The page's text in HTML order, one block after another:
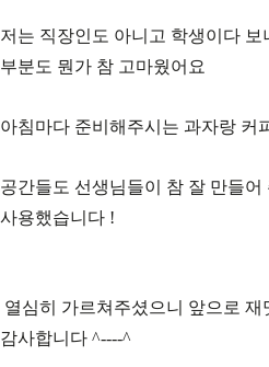
저는 직장인도 아니고 학생이다
부분도 뭔가 참 고마웠어요
아침마다 준비해주시는 과자랑 커
공간들도 선생님들이 참 잘 만들어
사용했습니다 !
열심히 가르쳐주셨으니 앞으로
감사합니다 ^----^